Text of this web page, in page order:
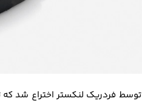
توسط فردریک لنکستر اختراع شد که